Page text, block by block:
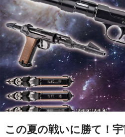
この夏の戦いに勝て！